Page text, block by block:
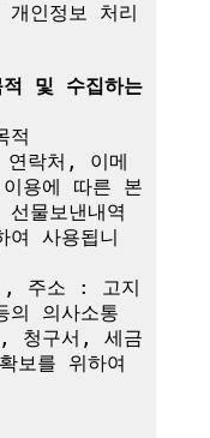
인정보 처리
및 수집하는
적
락처, 이메
용에 따른 본
물보낸내역
사용됩니
주소 : 고지
의사소통
, 청구서, 세금
보를 위하여